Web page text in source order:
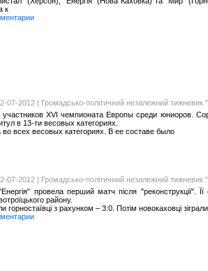
к
07-2012 | Громадсько-політичний незалежний тижневик
XVI чемпионата Европы среди юниоров.
в 13-ти весовых категориях.
всех весовых категориях. В ее составе было
07-2012 | Громадсько-політичний незалежний тижневик
провела перший матч після "реконструкції".
району.
горностаївці з рахунком – 3:0. Потім новокаховці